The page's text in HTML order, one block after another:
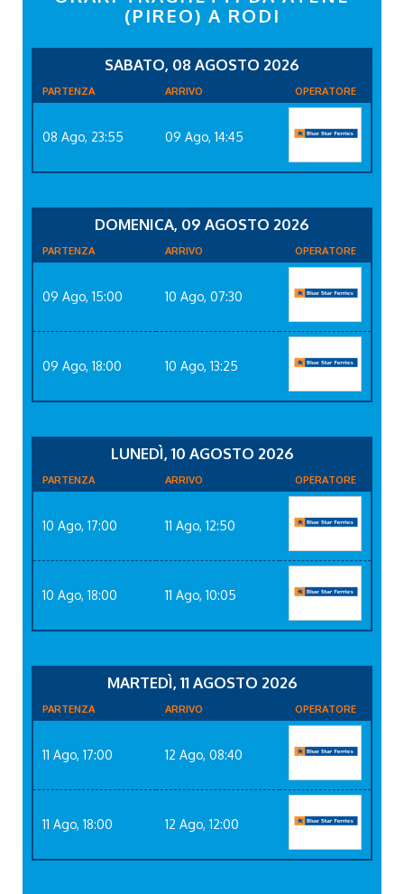
(PIREO) A RODI
SABATO, 08 AGOSTO 2026
PARTENZA ARRIVO OPERATORE
08 Ago, 23:55 09 Ago, 14:45
DOMENICA, 09 AGOSTO 2026
PARTENZA ARRIVO OPERATORE
09 Ago, 15:00 10 Ago, 07:30
09 Ago, 18:00 10 Ago, 13:25
LUNEDÌ, 10 AGOSTO 2026
PARTENZA ARRIVO OPERATORE
10 Ago, 17:00 11 Ago, 12:50
10 Ago, 18:00 11 Ago, 10:05
MARTEDÌ, 11 AGOSTO 2026
PARTENZA ARRIVO OPERATORE
11 Ago, 17:00 12 Ago, 08:40
11 Ago, 18:00 12 Ago, 12:00